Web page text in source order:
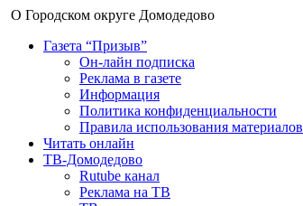
О Городском округе Домодедово
Газета “Призыв”
Он-лайн подписка
Реклама в газете
Информация
Политика конфиденциальности
Правила использования материалов
Читать онлайн
ТВ-Домодедово
Rutube канал
Реклама на ТВ